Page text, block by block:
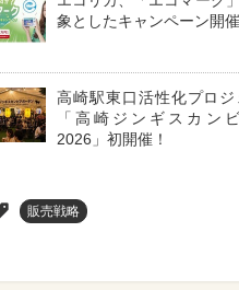
象としたキャンペーン開催
高崎駅東口活性化プロ
「高崎ジンギスカン
2026」初開催！
販売戦略